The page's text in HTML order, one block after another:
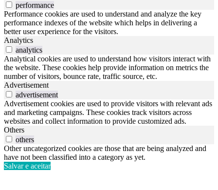
performance
Performance cookies are used to understand and analyze the key
performance indexes of the website which helps in delivering a
better user experience for the visitors.
Analytics
analytics
Analytical cookies are used to understand how visitors interact with
the website. These cookies help provide information on metrics the
number of visitors, bounce rate, traffic source, etc.
Advertisement
advertisement
Advertisement cookies are used to provide visitors with relevant ads
and marketing campaigns. These cookies track visitors across
websites and collect information to provide customized ads.
Others
others
Other uncategorized cookies are those that are being analyzed and
have not been classified into a category as yet.
Salvar e aceitar